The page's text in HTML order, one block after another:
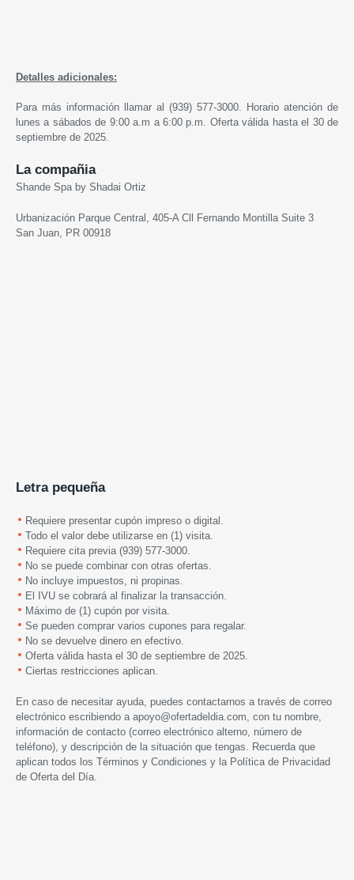
Detalles adicionales:
Para más información llamar al (939) 577-3000. Horario atención de
lunes a sábados de 9:00 a.m a 6:00 p.m. Oferta válida hasta el 30 de
septiembre de 2025.
La compañia
Shande Spa by Shadai Ortiz
Urbanización Parque Central, 405-A Cll Fernando Montilla Suite 3
San Juan, PR 00918
Letra pequeña
Requiere presentar cupón impreso o digital.
Todo el valor debe utilizarse en (1) visita.
Requiere cita previa (939) 577-3000.
No se puede combinar con otras ofertas.
No incluye impuestos, ni propinas.
El IVU se cobrará al finalizar la transacción.
Máximo de (1) cupón por visita.
Se pueden comprar varios cupones para regalar.
No se devuelve dinero en efectivo.
Oferta válida hasta el 30 de septiembre de 2025.
Ciertas restricciones aplican.
En caso de necesitar ayuda, puedes contactarnos a través de correo
electrónico escribiendo a apoyo@ofertadeldia.com , con tu nombre,
información de contacto (correo electrónico alterno, número de
teléfono), y descripción de la situación que tengas. Recuerda que
aplican todos los Términos y Condiciones y la Política de Privacidad
de Oferta del Día.